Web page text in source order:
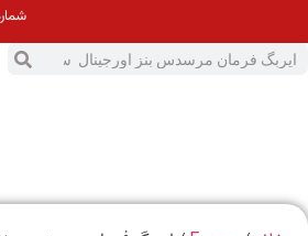
شماره